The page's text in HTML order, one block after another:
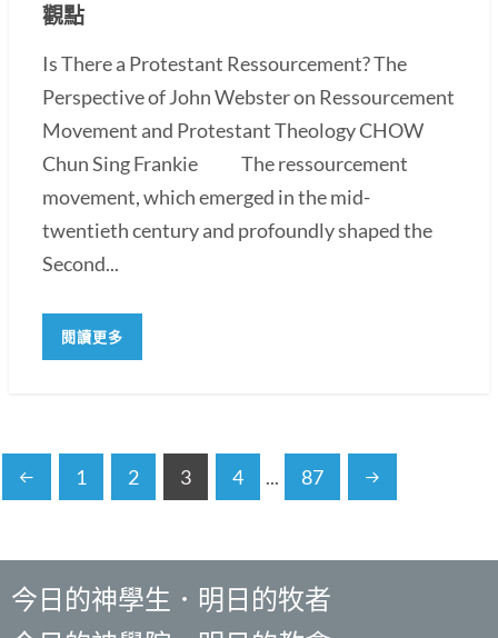
觀點
Is There a Protestant Ressourcement? The
Perspective of John Webster on Ressourcement
Movement and Protestant Theology CHOW
Chun Sing Frankie The ressourcement
movement, which emerged in the mid-
twentieth century and profoundly shaped the
Second...
閱讀更多
1 2 3 4 ... 87
今日的神學生．明日的牧者